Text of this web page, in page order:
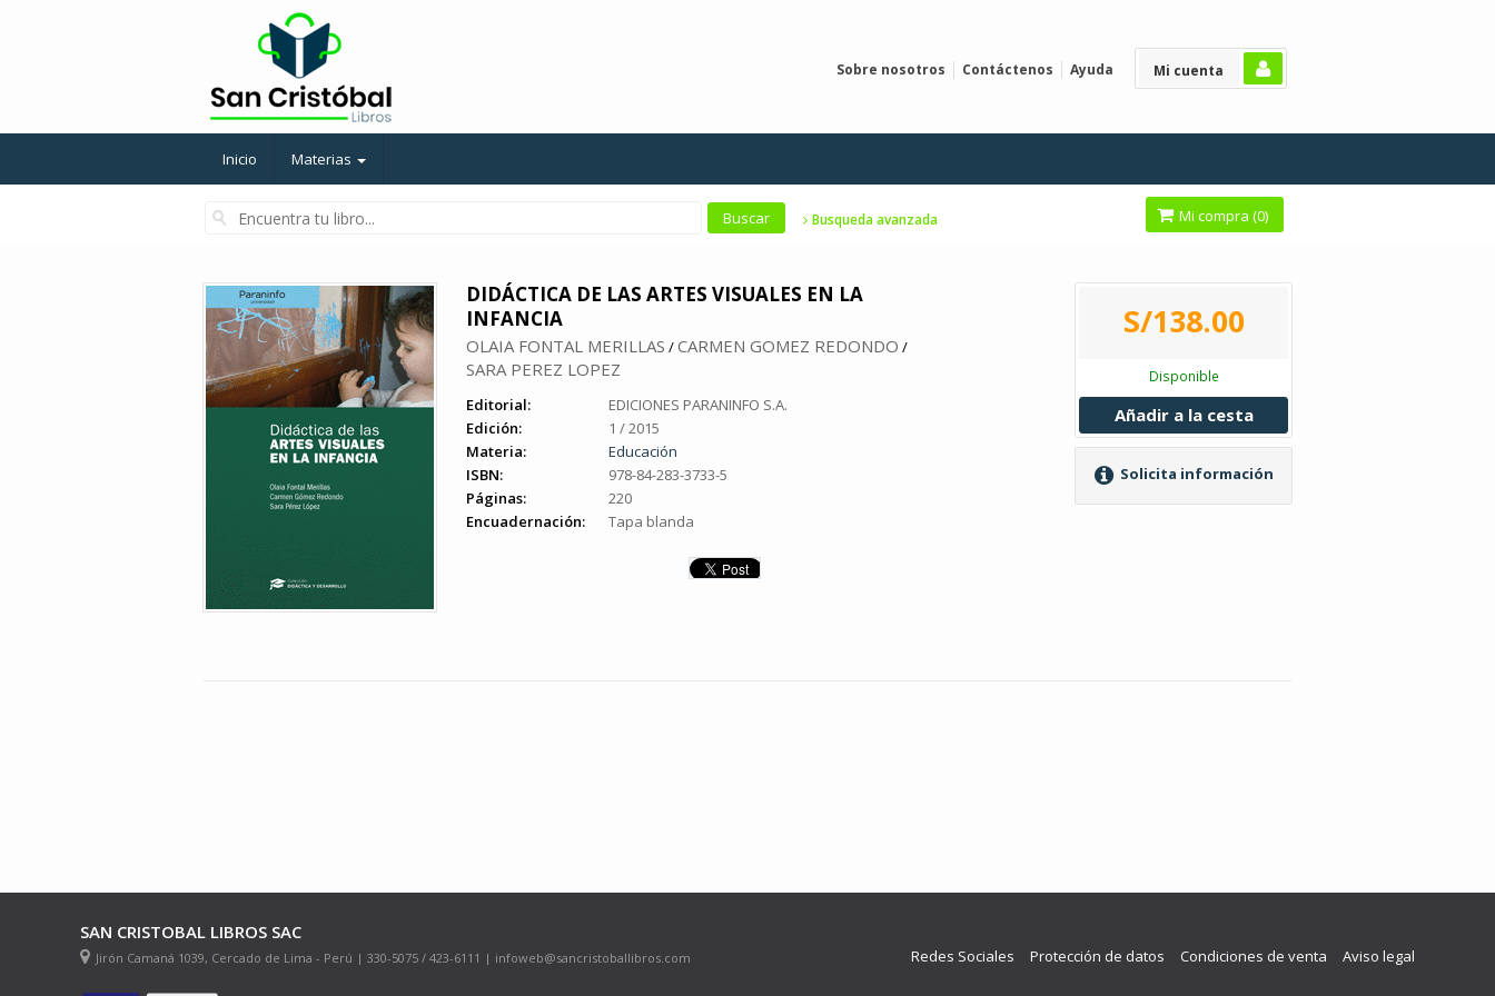
Mi cuenta
Sobre nosotros Contáctenos Ayuda
Inicio Materias
Busqueda avanzada Mi compra (0)
DIDÁCTICA DE LAS ARTES VISUALES EN LA
INFANCIA
OLAIA FONTAL MERILLAS /CARMEN GOMEZ REDONDO /
SARA PEREZ LOPEZ
Editorial:
EDICIONES PARANINFO S.A.
Edición:
1 / 2015
Materia:
Educación
ISBN:
978-84-283-3733-5
Páginas:
220
Encuadernación:
Tapa blanda
S/138.00
Disponible
Añadir a la cesta
Solicita información
Aviso legal
Condiciones de venta
Protección de datos
Redes Sociales
SAN CRISTOBAL LIBROS SAC
Jirón Camaná 1039, Cercado de Lima - Perú | 330-5075 / 423-6111 | infoweb@sancristoballibros.com